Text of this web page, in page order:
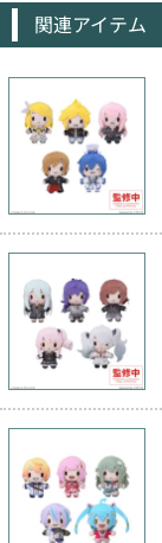
関連アイテム